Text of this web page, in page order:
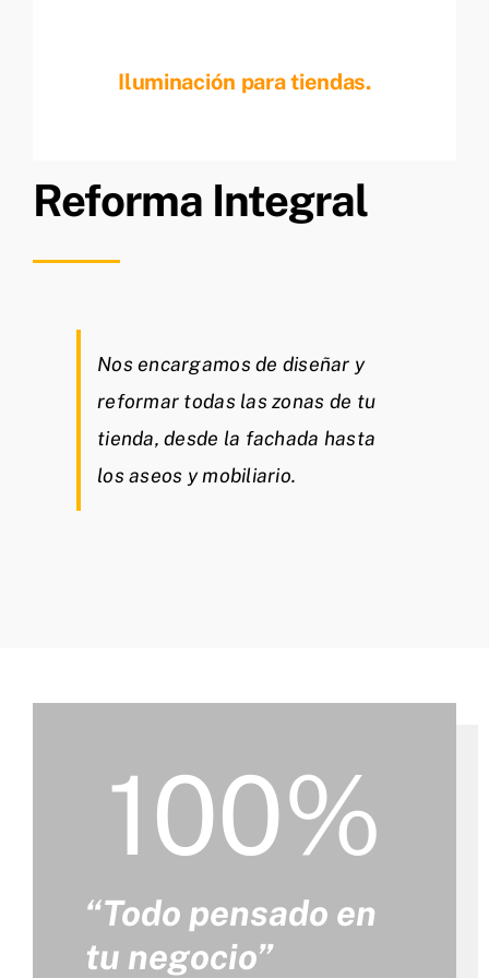
Reforma Integral
Nos encargamos de diseñar y
reformar todas las zonas de tu
tienda, desde la fachada hasta
los aseos y mobiliario.
Iluminación para tiendas.
100%
“Todo pensado en
tu negocio”